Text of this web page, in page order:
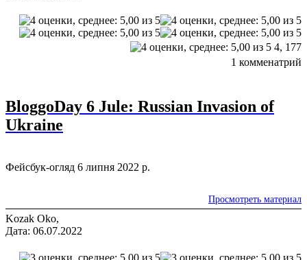
4, 177
1 комменатрий
BloggoDay 6 Jule: Russian Invasion of
Ukraine
Фейсбук-огляд 6 липня 2022 р.
Просмотреть материал
Kozak Oko,
Дата: 06.07.2022